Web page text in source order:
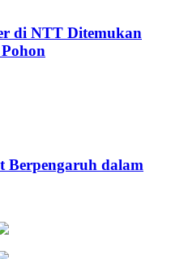
di NTT Ditemukan
Berpengaruh dalam